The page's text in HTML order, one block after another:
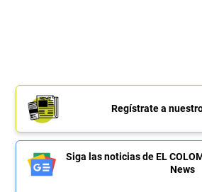
Regístrate a
Siga las noticias de EL
News